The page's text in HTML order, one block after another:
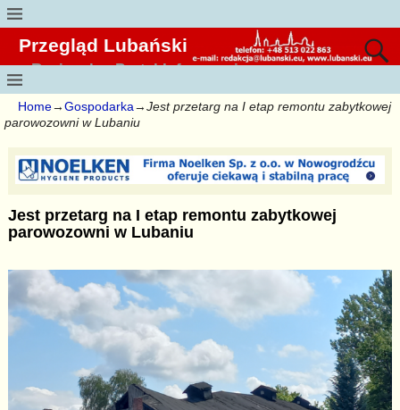
Przegląd Lubański
Regionalny Portal Informacyjny
Home→Gospodarka→Jest przetarg na I etap remontu zabytkowej
parowozowni w Lubaniu
Jest przetarg na I etap remontu zabytkowej
parowozowni w Lubaniu